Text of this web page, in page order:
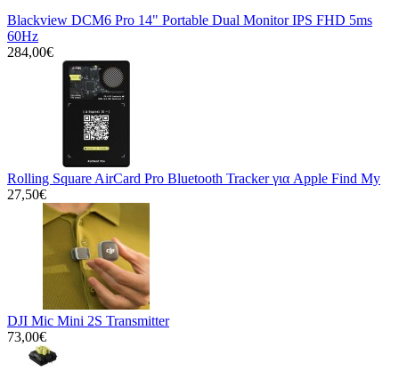
Blackview DCM6 Pro 14" Portable Dual Monitor IPS FHD 5ms
60Hz
284,00€
Rolling Square AirCard Pro Bluetooth Tracker για Apple Find My
27,50€
DJI Mic Mini 2S Transmitter
73,00€